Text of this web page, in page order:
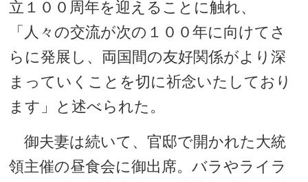
立１００周年を迎えることに触れ、
「人々の交流が次の１００年に向けてさ
らに発展し、両国間の友好関係がより深
まっていくことを切に祈念いたしており
ます」と述べられた。
御夫妻は続いて、官邸で開かれた大統
領主催の昼食会に御出席。バラやライラ